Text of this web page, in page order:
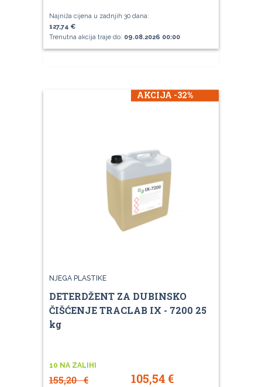
Najniža cijena u zadnjih 30 dana:
127,74 €
Trenutna akcija traje do: 09.08.2026 00:00
AKCIJA -32%
NJEGA PLASTIKE
DETERDŽENT ZA DUBINSKO
ČIŠĆENJE TRACLAB IX - 7200 25
kg
10 NA ZALIHI
155,20€ 105,54€